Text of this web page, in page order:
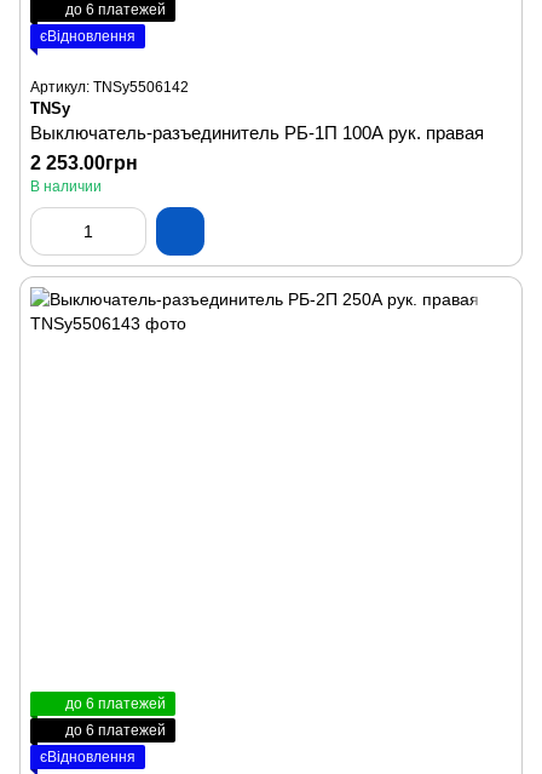
до 6 платежей
єВідновлення
Артикул: TNSy5506142
TNSy
Выключатель-разъединитель РБ-1П 100А рук. правая
2 253.00грн
В наличии
до 6 платежей
до 6 платежей
єВідновлення